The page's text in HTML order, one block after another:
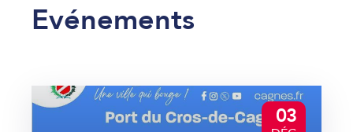
Evénements
03